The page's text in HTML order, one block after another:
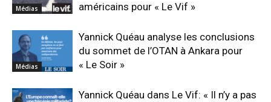
Médias
américains pour « Le Vif »
Médias
Yannick Quéau analyse les conclusions
du sommet de l’OTAN à Ankara pour
« Le Soir »
Yannick Quéau dans Le Vif: « Il n’y a pas